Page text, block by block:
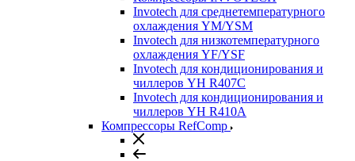
Invotech для среднетемпературного
охлаждения YM/YSM
Invotech для низкотемпературного
охлаждения YF/YSF
Invotech для кондиционирования и
чиллеров YH R407C
Invotech для кондиционирования и
чиллеров YH R410A
Компрессоры RefComp